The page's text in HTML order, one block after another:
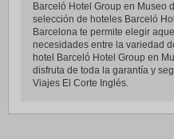
Barceló Hotel Group en Museo
selección de hoteles Barceló
Barcelona te permite elegir
necesidades entre la variedad
hotel Barceló Hotel Group en
disfruta de toda la garantía y
Viajes El Corte Inglés.